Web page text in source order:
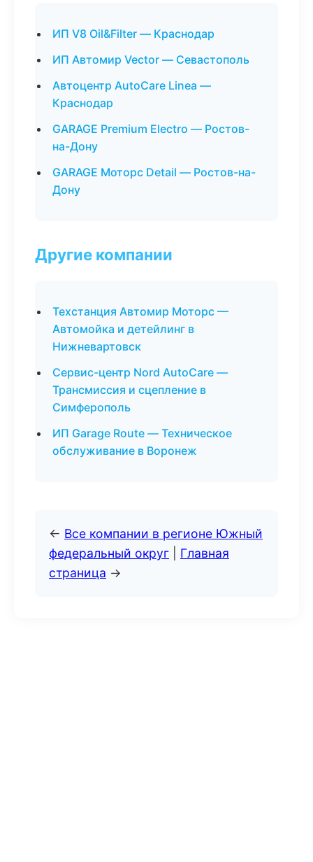
ИП V8 Oil&Filter — Краснодар
ИП Автомир Vector — Севастополь
Автоцентр AutoCare Linea —
Краснодар
GARAGE Premium Electro — Ростов-
на-Дону
GARAGE Моторс Detail — Ростов-на-
Дону
Другие компании
Техстанция Автомир Моторс —
Автомойка и детейлинг в
Нижневартовск
Сервис-центр Nord AutoCare —
Трансмиссия и сцепление в
Симферополь
ИП Garage Route — Техническое
обслуживание в Воронеж
← Все компании в регионе Южный
федеральный округ
Главная
страница →